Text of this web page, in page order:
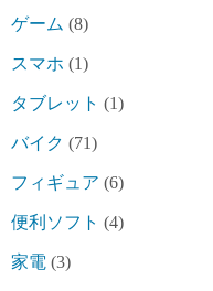
ゲーム (8)
スマホ (1)
タブレット (1)
バイク (71)
フィギュア (6)
便利ソフト (4)
家電 (3)